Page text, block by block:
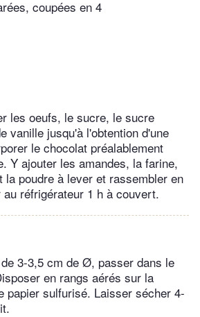
coupées en 4
les oeufs, le sucre, le sucre
vanille jusqu'à l'obtention d'une
le chocolat préalablement
Y ajouter les amandes, la farine,
la poudre à lever et rassembler en
réfrigérateur 1 h à couvert.
3-3,5 cm de Ø, passer dans le
en rangs aérés sur la
papier sulfurisé. Laisser sécher 4-